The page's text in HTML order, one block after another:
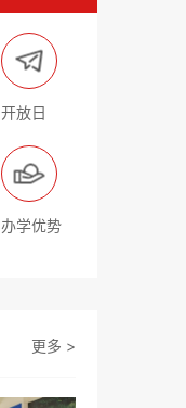
开放日
办学优势
更多 >